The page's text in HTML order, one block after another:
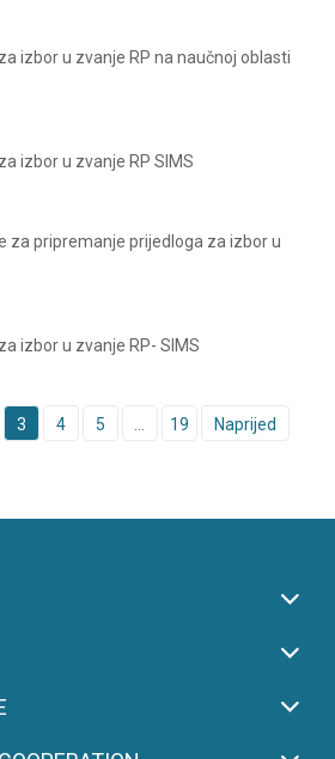
izbor u zvanje RP na naučnoj oblasti
izbor u zvanje RP SIMS
za pripremanje prijedloga za izbor u
izbor u zvanje RP- SIMS
3 4 5 19 Naprijed